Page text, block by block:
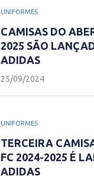
UNIFORMES
CAMISAS DO
2025 SÃO
ADIDAS
25/09/2024
UNIFORMES
TERCEIRA
FC 2024-2025 É
ADIDAS